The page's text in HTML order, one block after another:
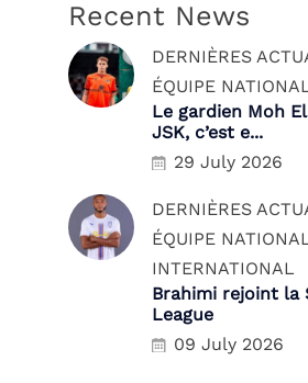
Recent News
DERNIÈRES
ÉQUIPE
Le gardien Moh
JSK, c’est e...
29 July 2026
DERNIÈRES
ÉQUIPE
INTERNATIONAL
Brahimi rejoint la
League
09 July 2026